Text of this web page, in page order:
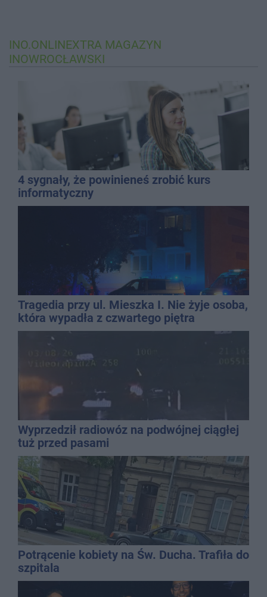
INO.ONLINEXTRA MAGAZYN
INOWROCŁAWSKI
4 sygnały, że powinieneś zrobić kurs
informatyczny
Tragedia przy ul. Mieszka I. Nie żyje osoba,
która wypadła z czwartego piętra
Wyprzedził radiowóz na podwójnej ciągłej
tuż przed pasami
Potrącenie kobiety na Św. Ducha. Trafiła do
szpitala